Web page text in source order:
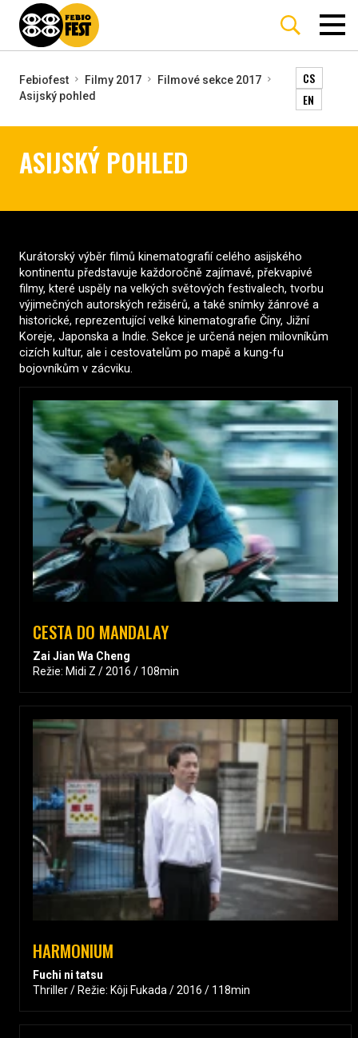
Febiofest Filmy 2017
Filmové sekce 2017
Asijský pohled
CS
EN
ASIJSKÝ POHLED
Kurátorský výběr filmů kinematografií celého asijského
kontinentu představuje každoročně zajímavé, překvapivé
filmy, které uspěly na velkých světových festivalech, tvorbu
výjimečných autorských režisérů, a také snímky žánrové a
historické, reprezentující velké kinematografie Číny, Jižní
Koreje, Japonska a Indie. Sekce je určená nejen milovníkům
cizích kultur, ale i cestovatelům po mapě a kung-fu
bojovníkům v zácviku.
CESTA DO MANDALAY
Zai Jian Wa Cheng
Režie: Midi Z / 2016 / 108min
HARMONIUM
Fuchi ni tatsu
Thriller / Režie: Kôji Fukada / 2016 / 118min